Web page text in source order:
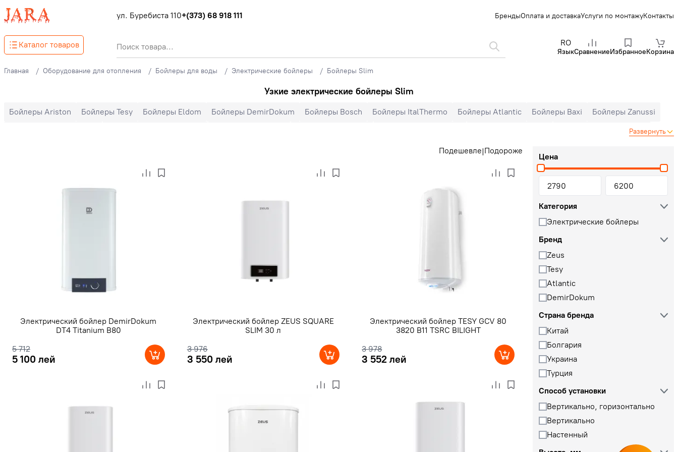
ул. Буребиста 110+(373) 68 918 111 БрендыОплата и доставкаУслуги по монтажуКонтакты
Каталог товаров RO
ЯзыкСравнениеИзбранноеКорзина
Главная Оборудование для отопления Бойлеры для воды Электрические бойлеры Бойлеры Slim
Узкие электрические бойлеры Slim
Бойлеры Ariston Бойлеры Tesy Бойлеры Eldom Бойлеры DemirDokum Бойлеры Bosch Бойлеры ItalThermo Бойлеры Atlantic Бойлеры Baxi
Бойлеры Zanussi
Бойлеры с сухим тэномРазвернуть
Подешевле|Подороже
Электрический бойлер DemirDokum
DT4 Titanium B80
5 712
5 100 лей
Электрический бойлер ZEUS SQUARE
SLIM 30 л
3 976
3 550 лей
Электрический бойлер TESY GCV 80
3820 B11 TSRC BILIGHT
3 978
3 552 лей
Цена
Категория
Электрические бойлеры
Бренд
Zeus
Tesy
Atlantic
DemirDokum
Страна бренда
Китай
Болгария
Украина
Турция
Способ установки
Вертикально, горизонтально
Вертикально
Настенный